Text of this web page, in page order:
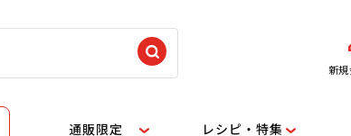
新
通販限定 レシピ・特集